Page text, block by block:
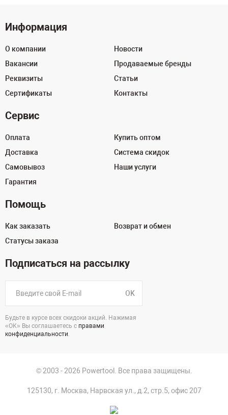
Информация
О компании
Вакансии
Реквизиты
Сертификаты
Новости
Продаваемые бренды
Статьи
Контакты
Сервис
Оплата
Доставка
Самовывоз
Гарантия
Купить оптом
Система скидок
Наши услуги
Помощь
Как заказать
Статусы заказа
Возврат и обмен
Подписаться на рассылку
OK
Будьте в курсе всех скидоки акций. Нажимая
«ОК» Вы соглашаетесь с правами
конфиденциальности.
© 2003 - 2026 Powertool. Все права защищены.
125130, г. Москва, Нарвская ул., д.2, стр.5, офис 207